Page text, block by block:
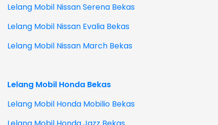
Lelang Mobil Nissan Serena Bekas
Lelang Mobil Nissan Evalia Bekas
Lelang Mobil Nissan March Bekas
Lelang Mobil Honda Bekas
Lelang Mobil Honda Mobilio Bekas